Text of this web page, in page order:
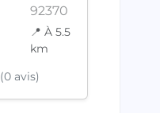
92370
📍 À 5.5
km
(0 avis)